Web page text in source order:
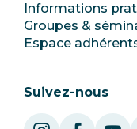
Informations
Groupes &
Espace
Suivez-nous